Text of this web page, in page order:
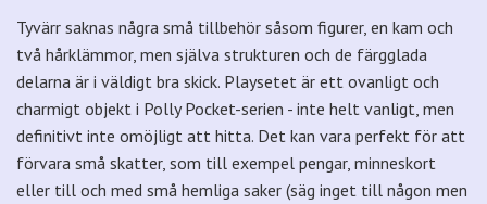
Tyvärr saknas några små tillbehör såsom figurer, en kam och
två hårklämmor, men själva strukturen och de färgglada
delarna är i väldigt bra skick. Playsetet är ett ovanligt och
charmigt objekt i Polly Pocket-serien - inte helt vanligt, men
definitivt inte omöjligt att hitta. Det kan vara perfekt för att
förvara små skatter, som till exempel pengar, minneskort
eller till och med små hemliga saker (säg inget till någon men